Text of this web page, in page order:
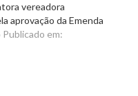
vereadora
aprovação da Emenda
Publicado em: